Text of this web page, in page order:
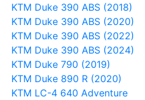
KTM Duke 390 ABS (2018)
KTM Duke 390 ABS (2020)
KTM Duke 390 ABS (2022)
KTM Duke 390 ABS (2024)
KTM Duke 790 (2019)
KTM Duke 890 R (2020)
KTM LC-4 640 Adventure